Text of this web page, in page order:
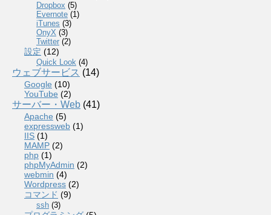
Dropbox (5)
Evernote (1)
iTunes (3)
OnyX (3)
Twitter (2)
設定 (12)
Quick Look (4)
ウェブサービス (14)
Google (10)
YouTube (2)
サーバー・Web (41)
Apache (5)
expressweb (1)
IIS (1)
MAMP (2)
php (1)
phpMyAdmin (2)
webmin (4)
Wordpress (2)
コマンド (9)
ssh (3)